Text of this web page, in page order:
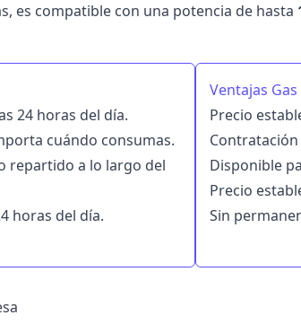
es compatible con una potencia de hasta
24 horas del día.
cuándo consumas.
repartido a lo largo del
horas del día.
Ventajas Gas
Precio
Disponible
Precio
Sin